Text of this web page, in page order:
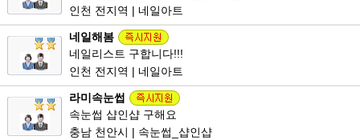
인천 전지역 | 네일아트
네일해봄
네일리스트 구합니다!!!
인천 전지역 | 네일아트
라미속눈썹
속눈썹 샵인샵 구해요
충남 천안시 | 속눈썹_샵인샵